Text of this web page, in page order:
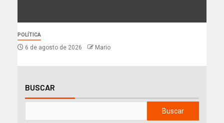
POLÍTICA
6 de agosto de 2026 Mario
BUSCAR
Buscar